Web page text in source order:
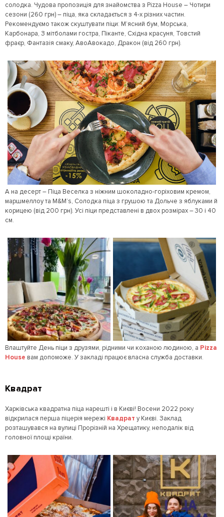
солодка. Чудова пропозиція для знайомства з Pizza House – Чотири
сезони (260 грн) – піца, яка складається з 4-х різних частин.
Рекомендуємо також скуштувати піци: М’ясний бум, Морська,
Карбонара, З мітболами гостра, Піканте, Східна красуня, Товстий
фраєр, Фантазія смаку, АвоАвокадо, Дракон (від 260 грн).
А на десерт – Піца Веселка з ніжним шоколадно-горіховим кремом,
маршмеллоу та M&M’s, Солодка піца з грушою та Дольче з яблуками й
корицею (від 200 грн). Усі піци представлені в двох розмірах – 30 і 40
см.
Влаштуйте День піци з друзями, рідними чи коханою людиною, а Pizza
House вам допоможе. У закладі працює власна служба доставки.
Квадрат
Харківська квадратна піца нарешті і в Києві! Восени 2022 року
відкрилася перша піцерія мережі Квадрат у Києві. Заклад
розташувався на вулиці Прорізній на Хрещатику, неподалік від
головної площі країни.